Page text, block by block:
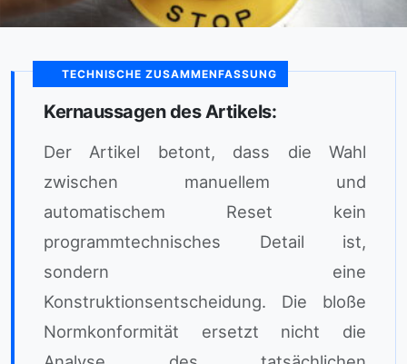
TECHNISCHE ZUSAMMENFASSUNG
Kernaussagen des Artikels:
Der Artikel betont, dass die Wahl
zwischen manuellem und
automatischem Reset kein
programmtechnisches Detail ist,
sondern eine
Konstruktionsentscheidung. Die bloße
Normkonformität ersetzt nicht die